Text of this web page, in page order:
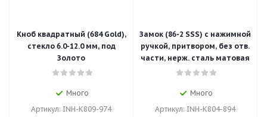
Кноб квадратный (684 Gold),
стекло 6.0-12.0 мм, под
Золото
Много
Артикул: INH-K809-974
Замок (86-2 SSS) с нажимной
ручкой, притвором, без отв.
части, нерж. сталь матовая
Много
Артикул: INH-K804-894